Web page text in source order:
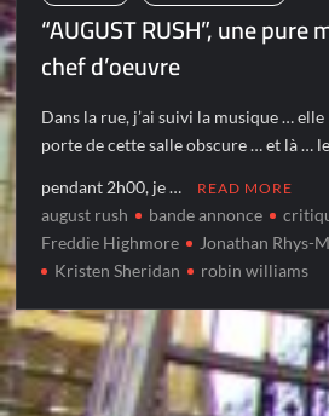
“AUGUST RUSH”, une
chef d’oeuvre
Dans la rue, j’ai suivi la musique … elle
porte de cette salle obscure … et là …
pendant 2h00, je … READ MORE
august rush bande annonce
Freddie Highmore
Jonathan Rhys-
Kristen Sheridan
robin williams